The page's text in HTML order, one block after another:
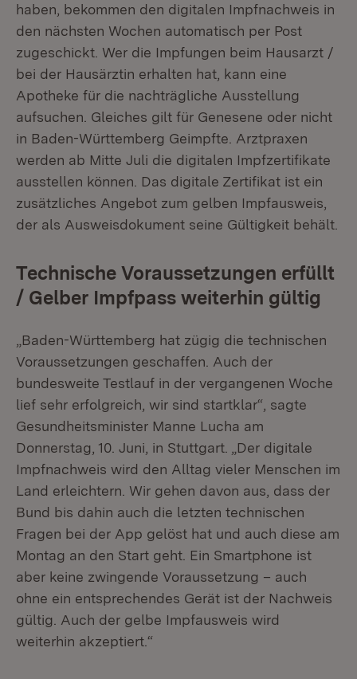
haben, bekommen den digitalen Impfnachweis in
den nächsten Wochen automatisch per Post
zugeschickt. Wer die Impfungen beim Hausarzt /
bei der Hausärztin erhalten hat, kann eine
Apotheke für die nachträgliche Ausstellung
aufsuchen. Gleiches gilt für Genesene oder nicht
in Baden-Württemberg Geimpfte. Arztpraxen
werden ab Mitte Juli die digitalen Impfzertifikate
ausstellen können. Das digitale Zertifikat ist ein
zusätzliches Angebot zum gelben Impfausweis,
der als Ausweisdokument seine Gültigkeit behält.
Technische Voraussetzungen erfüllt
/ Gelber Impfpass weiterhin gültig
„Baden-Württemberg hat zügig die technischen
Voraussetzungen geschaffen. Auch der
bundesweite Testlauf in der vergangenen Woche
lief sehr erfolgreich, wir sind startklar“, sagte
Gesundheitsminister Manne Lucha am
Donnerstag, 10. Juni, in Stuttgart. „Der digitale
Impfnachweis wird den Alltag vieler Menschen im
Land erleichtern. Wir gehen davon aus, dass der
Bund bis dahin auch die letzten technischen
Fragen bei der App gelöst hat und auch diese am
Montag an den Start geht. Ein Smartphone ist
aber keine zwingende Voraussetzung – auch
ohne ein entsprechendes Gerät ist der Nachweis
gültig. Auch der gelbe Impfausweis wird
weiterhin akzeptiert.“